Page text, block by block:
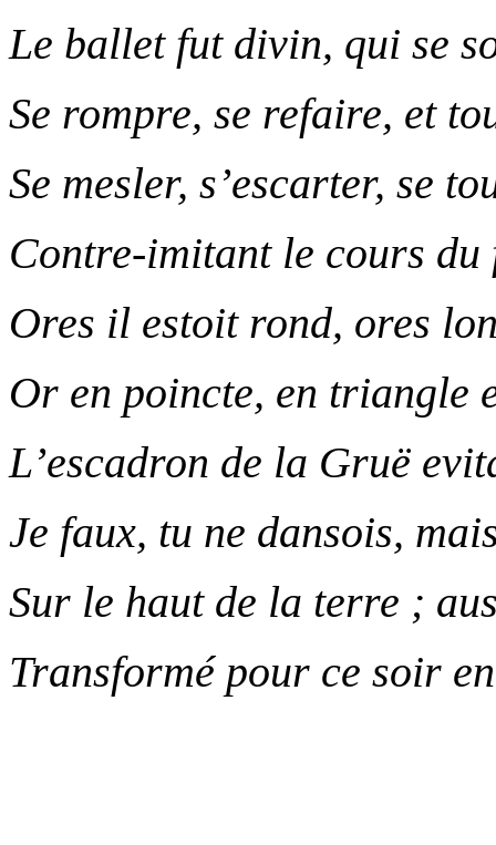
Le ballet fut divin, qui se
Se rompre, se refaire, et
Se mesler, s’escarter, se
Contre-imitant le cours du
Ores il estoit rond, ores
Or en poincte, en triangle
L’escadron de la Gruë
Je faux, tu ne dansois,
Sur le haut de la terre ;
Transformé pour ce soir